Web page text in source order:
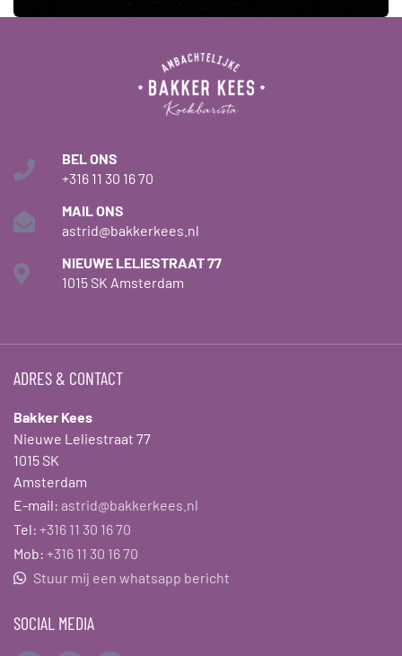
BEL ONS
+316 11 30 16 70
MAIL ONS
astrid@bakkerkees.nl
NIEUWE LELIESTRAAT 77
1015 SK Amsterdam
ADRES & CONTACT
Bakker Kees
Nieuwe Leliestraat 77
1015 SK
Amsterdam
E-mail: astrid@bakkerkees.nl
Tel: +316 11 30 16 70
Mob: +316 11 30 16 70
Stuur mij een whatsapp bericht
SOCIAL MEDIA